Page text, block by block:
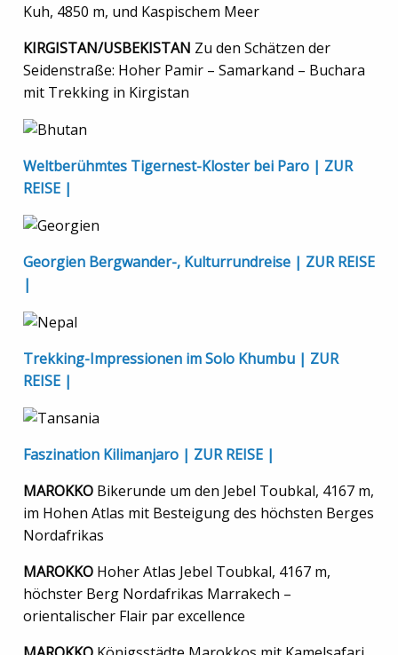
Kuh, 4850 m, und Kaspischem Meer
KIRGISTAN/USBEKISTAN Zu den Schätzen der
Seidenstraße: Hoher Pamir – Samarkand – Buchara
mit Trekking in Kirgistan
Weltberühmtes Tigernest-Kloster bei Paro | ZUR
REISE |
Georgien Bergwander-, Kulturrundreise | ZUR REISE
|
Trekking-Impressionen im Solo Khumbu | ZUR
REISE |
Faszination Kilimanjaro | ZUR REISE |
MAROKKO Bikerunde um den Jebel Toubkal, 4167 m,
im Hohen Atlas mit Besteigung des höchsten Berges
Nordafrikas
MAROKKO Hoher Atlas Jebel Toubkal, 4167 m,
höchster Berg Nordafrikas Marrakech –
orientalischer Flair par excellence